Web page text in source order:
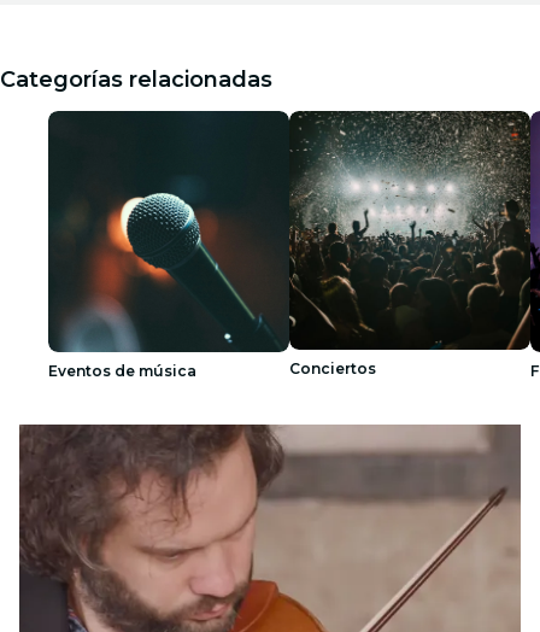
Categorías relacionadas
Eventos de música Conciertos